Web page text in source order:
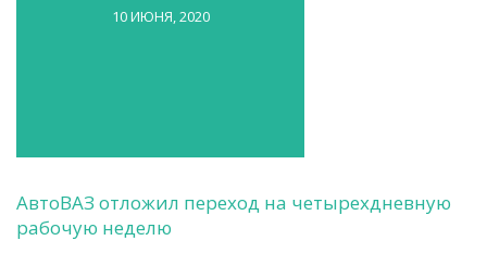
10 ИЮНЯ, 2020
АвтоВАЗ отложил переход на четырехдневную
рабочую неделю